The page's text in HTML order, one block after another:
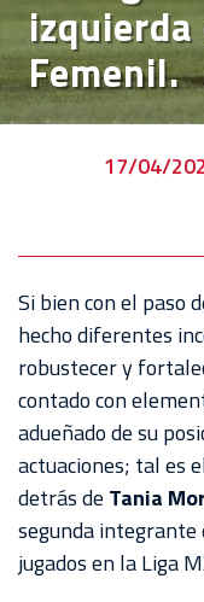
VENTA
DE
BOLETOS
CHIVABONOS
REBAÑO
CHIVAS
TIENDA
CHIVAS
CHIVASTV
ESTADIO
AKRON
izquierda
Femenil.
17/04/
Si bien con el paso
hecho diferentes
robustecer y
contado con
adueñado de su
actuaciones; tal es
detrás de Tania
segunda
jugados en la Liga